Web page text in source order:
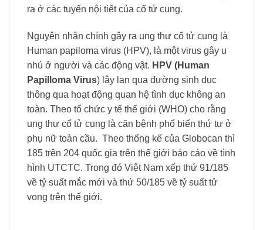
ra ở các tuyến nội tiết của cổ tử cung.
Nguyên nhân chính gây ra ung thư cổ tử cung là
Human papiloma virus (HPV), là một virus gây u
nhú ở người và các động vật. HPV (Human
Papilloma Virus) lây lan qua đường sinh dục
thông qua hoạt động quan hệ tình dục không an
toàn. Theo tổ chức y tế thế giới (WHO) cho rằng
ung thư cổ tử cung là căn bệnh phổ biến thứ tư ở
phụ nữ toàn cầu. Theo thống kế của Globocan thì
185 trên 204 quốc gia trên thế giới báo cáo về tình
hình UTCTC. Trong đó Việt Nam xếp thứ 91/185
về tỷ suất mắc mới và thứ 50/185 về tỷ suất tử
vong trên thế giới.